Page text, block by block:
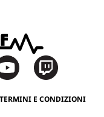
TERMINI E CONDIZIONI